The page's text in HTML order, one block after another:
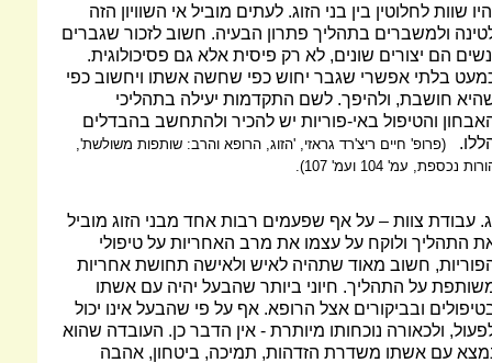
שוות לחלוטין בין בני הזוג. לעתים מוביל אי השוויון הזה
ולמשברים בתהליך פתרון הבעיה. חשוב לזכור שגברים
הם יצורים שונים, לא רק פיסית אלא גם פסיכולוגית.
בלתי אפשרי שגבר יחוש כפי שחשה אשתו ויחשוב כפי
חושבת, ולהיפך. לשם התקדמות יעילה בתהליכי
והטיפול באי-פוריות יש להכיר ולהתחשב בהבדלים
(פרופ' חיים ריצ'רד גראזי, 'הזוג, הרופא והרב: שותפות משולשת',
נכספת, עמ' 104 ועמ' 107).
עבודת צוות – על אף שפעמים רבות אחד מבני הזוג מוביל
התהליך ולוקח על עצמו את מרב האחריות על טיפולי
חשוב מאוד שתהיה לאיש ולאישה תחושת אחריות
על התהליך. חיוני ביותר שהבעל יהיה עם אשתו
ובביקורים אצל הרופא. אף על פי שהבעל אינו יכול
ולכאורה נוכחותו מיותרת - אין הדבר כן. העובדה שהוא
עם אשתו משדרת הזדהות, תמיכה, ביטחון, אהבה